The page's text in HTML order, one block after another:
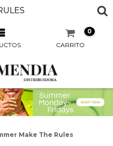
CARRITO
0
Make The Rules